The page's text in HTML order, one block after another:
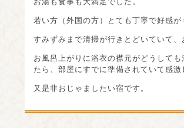
若い方（外国の方）とても丁寧で好感が
すみずみまで清掃が行きとどいていて
お風呂上がりに浴衣の襟元がどうして
たら、部屋にすでに準備されていて感激
又是非おじゃましたい宿です。